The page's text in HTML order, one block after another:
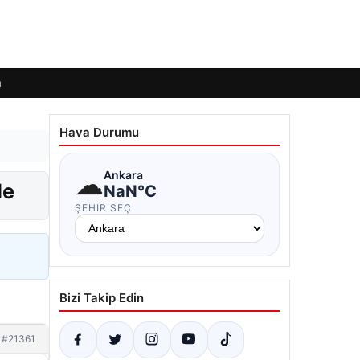
#21361
Hava Durumu
☁Ankara
NaN°C
ŞEHIR SEÇ
Bizi Takip Edin